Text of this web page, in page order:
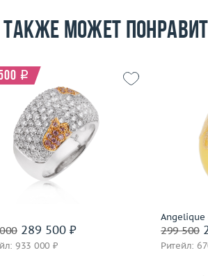
может
289 500 ₽
933 000 ₽
i
золото 750 пробы
Подробнее
Angelique
299 500
Ритейл:
Материал